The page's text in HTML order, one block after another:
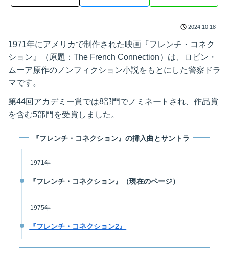
2024.10.18
1971年にアメリカで制作された映画『フレンチ・コネク
ション』（原題：The French Connection）は、ロビン・
ムーア原作のノンフィクション小説をもとにした警察ドラ
マです。
第44回アカデミー賞では8部門でノミネートされ、作品賞
を含む5部門を受賞しました。
『フレンチ・コネクション』の挿入曲とサントラ
1971年
『フレンチ・コネクション』（現在のページ）
1975年
『フレンチ・コネクション2』